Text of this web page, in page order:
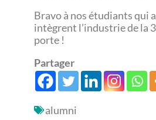
Bravo à nos étudiants qui
intègrent l’industrie de la
porte !
Partager
alumni